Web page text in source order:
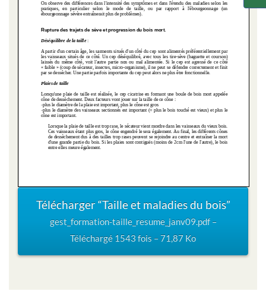
Télécharger “Taille et maladies du bois”
gest_formation-taille_resume_janv09.pdf –
Téléchargé 1543 fois – 71,87 Ko